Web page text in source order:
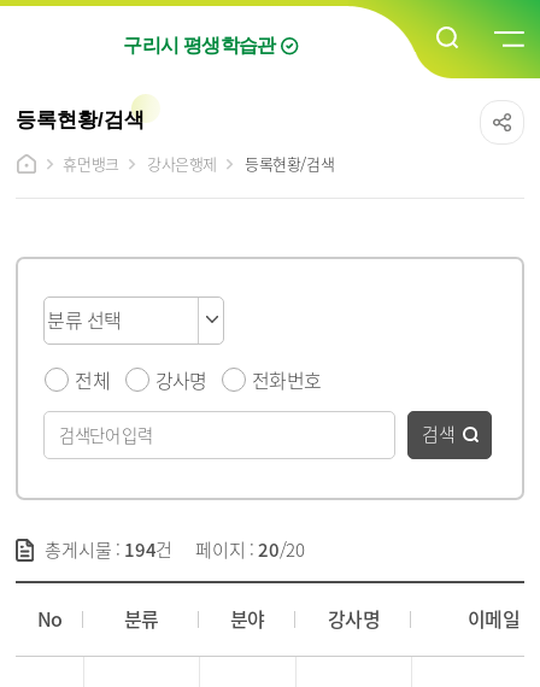
구리시 평생학습관
등록현황/검색
휴먼뱅크
강사은행제 등록현황/검색
전체 강사명 전화번호
검색
총게시물 : 194건 페이지 :20/20
No 분류 분야 강사명 이메일